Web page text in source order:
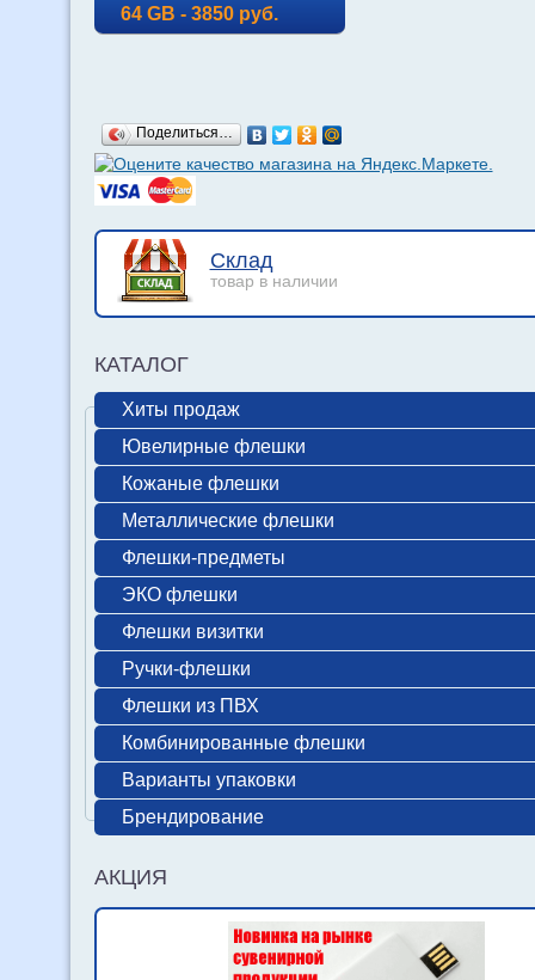
64 GB - 3850 руб.
Поделиться…
Склад
товар в наличии
КАТАЛОГ
Хиты продаж
Ювелирные флешки
Кожаные флешки
Металлические флешки
Флешки-предметы
ЭКО флешки
Флешки визитки
Ручки-флешки
Флешки из ПВХ
Комбинированные флешки
Варианты упаковки
Брендирование
АКЦИЯ